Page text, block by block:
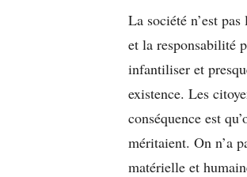
La société n’est
et la responsabilité
infantiliser et
existence. Les
conséquence est
méritaient. On n’a
matérielle et